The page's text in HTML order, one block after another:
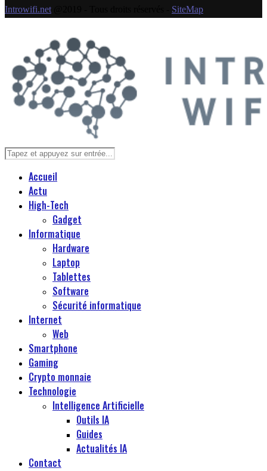
Introwifi.net@2019 - Tous droits réservés - SiteMap
Accueil
Actu
High-Tech
Gadget
Informatique
Hardware
Laptop
Tablettes
Software
Sécurité informatique
Internet
Web
Smartphone
Gaming
Crypto monnaie
Technologie
Intelligence Artificielle
Outils IA
Guides
Actualités IA
Contact